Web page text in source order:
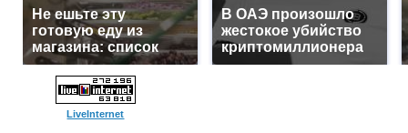
Не ешьте эту
готовую еду из
магазина: список
В ОАЭ произошло
жестокое убийство
криптомиллионера
LiveInternet